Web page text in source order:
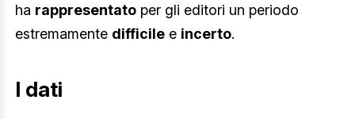
ha rappresentato per gli editori un periodo
estremamente difficile e incerto.
I dati